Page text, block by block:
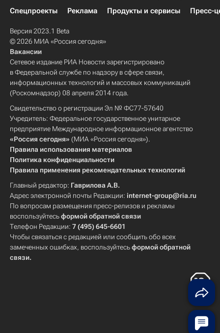
Спецпроекты
Реклама Продукты и сервисы Пресс-
Версия 2023.1 Beta
© 2026 МИА «Россия сегодня»
Вакансии
Сетевое издание РИА Новости зарегистрировано
в Федеральной службе по надзору в сфере связи,
информационных технологий и массовых коммуникаций
(Роскомнадзор) 08 апреля 2014 года.
Свидетельство о регистрации Эл № ФС77-57640
Учредитель: Федеральное государственное унитарное
предприятие Международное информационное агентство
«Россия сегодня» (МИА «Россия сегодня»).
Правила использования материалов
Политика конфиденциальности
Правила применения рекомендательных технологий
Главный редактор: Гаврилова А.В.
Адрес электронной почты Редакции: internet-group@ria.ru
По вопросам размещения пресс-релизов и рекламы
воспользуйтесьформой обратной связи
Телефон Редакции: 7 (495) 645-6601
Чтобы связаться с редакцией или сообщить обо всех
замеченных ошибках, воспользуйтесьформой обратной
связи.